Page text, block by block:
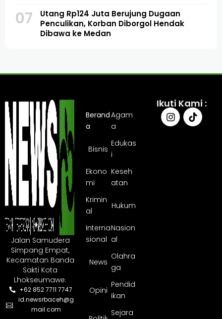
07
Utang Rp124 Juta Berujung Dugaan
Penculikan, Korban Diborgol Hendak
Dibawa ke Medan
Jalan Samudera
Simpang Empat,
Kecamatan Banda
Sakti Kota
Lhokseumawe.
+62 852 7711 7747
id.newsrbaceh@g
mail.com
Berand
a
Agam
a
Bisnis
Edukas
i
Ekono
mi
Keseh
atan
Krimin
al
Hukum
Interna
sional
Nasion
al
News
Olahra
ga
Opini
Pendid
ikan
Sejara
Ikuti Kami :